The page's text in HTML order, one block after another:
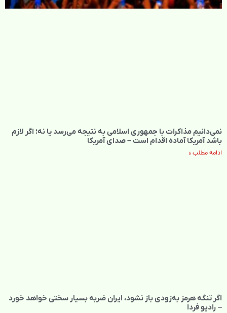
نمی‌دانیم مذاکرات با جمهوری اسلامی به نتیجه می‌رسد یا نه؛ اگر لازم
باشد آمریکا آماده اقدام است – صدای آمریکا
ادامه مطلب »
اگر تنگه هرمز به‌زودی باز نشود، ایران ضربه بسیار سختی خواهد خورد
– رادیو فردا